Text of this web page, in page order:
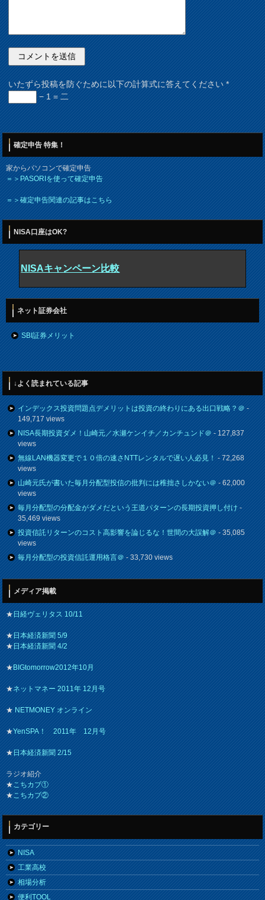
いたずら投稿を防ぐために以下の計算式に答えてください*
− 1 = 二
確定申告 特集！
家からパソコンで確定申告
＝＞PASORIを使って確定申告
＝＞確定申告関連の記事はこちら
NISA口座はOK?
NISAキャンペーン比較
ネット証券会社
SBI証券メリット
↓よく読まれている記事
インデックス投資問題点デメリットは投資の終わりにある出口戦略？＠-
149,717 views
NISA長期投資ダメ！山崎元／水瀬ケンイチ／カンチュンド＠- 127,837
views
無線LAN機器変更で１０倍の速さNTTレンタルで遅い人必見！- 72,268
views
山崎元氏が書いた毎月分配型投信の批判には稚拙さしかない＠- 62,000
views
毎月分配型の分配金がダメだという王道パターンの長期投資押し付け-
35,469 views
投資信託リターンのコスト高影響を論じるな！世間の大誤解＠- 35,085
views
毎月分配型の投資信託運用格言＠- 33,730 views
メディア掲載
★日経ヴェリタス 10/11
★日本経済新聞 5/9
★日本経済新聞 4/2
★BIGtomorrow2012年10月
★ネットマネー 2011年 12月号
★NETMONEY オンライン
★YenSPA！ 2011年 12月号
★日本経済新聞 2/15
ラジオ紹介
★こちカブ①
★こちカブ②
カテゴリー
NISA
工業高校
相場分析
便利TOOL